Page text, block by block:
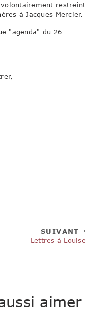
restreint
à Jacques Mercier.
"agenda" du 26
SUIVANT
Lettres à Louise
aimer